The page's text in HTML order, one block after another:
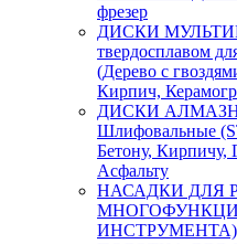
фрезер
ДИСКИ
(Дерево с
Кирпич,
ДИСКИ
Шлифовальные
Бетону, Кирпичу,
Асфальту
НАСАДКИ ДЛЯ
ИНСТРУМЕНТА)